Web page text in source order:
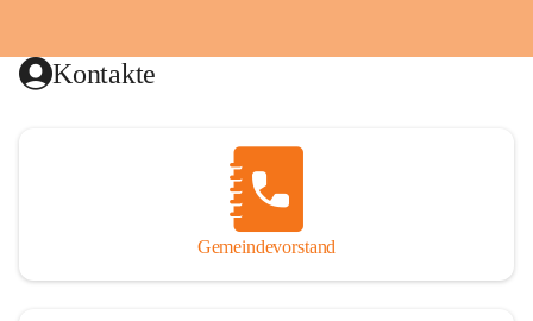
Kontakte
Gemeindevorstand